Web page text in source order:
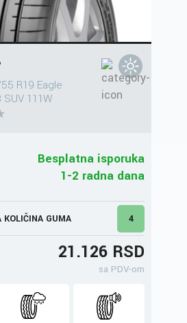
R19 Eagle
111W
Besplatna isporuka
1-2 radna dana
KOLIČINA GUMA 4
21.126 RSD
sa PDV-om